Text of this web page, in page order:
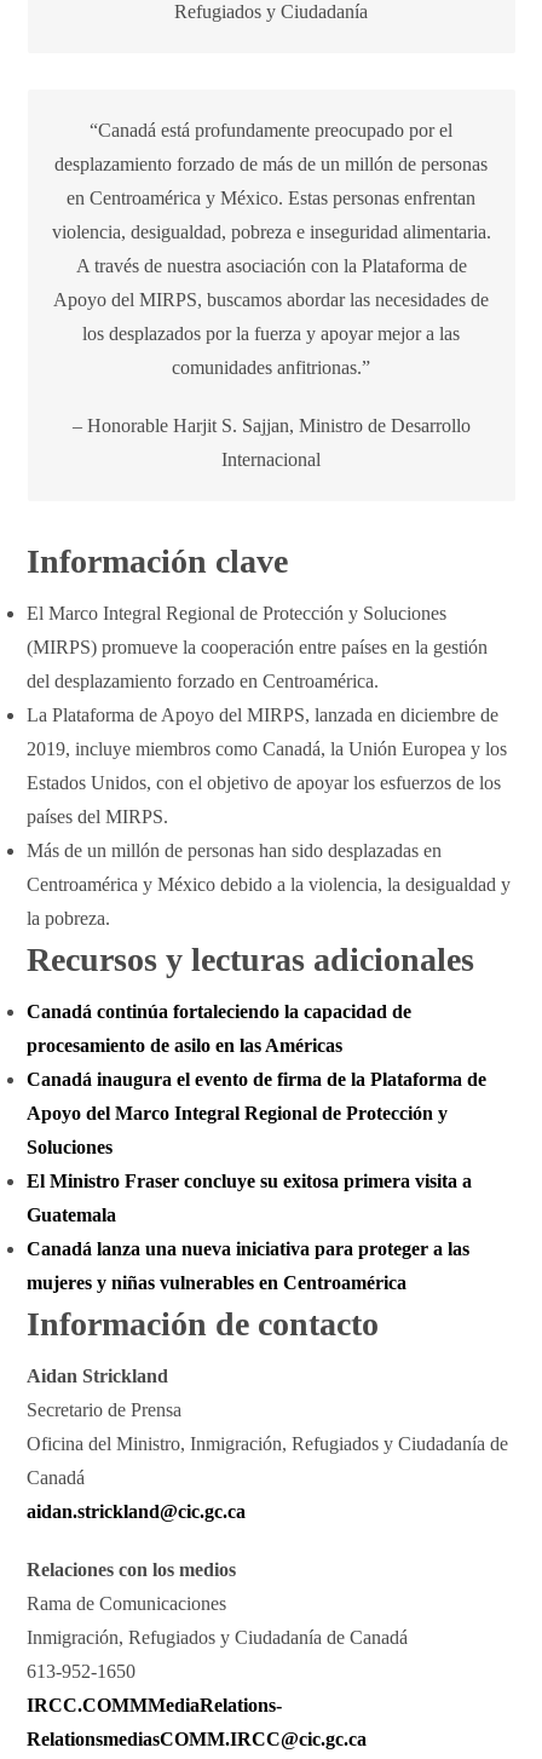
Refugiados y Ciudadanía
“Canadá está profundamente preocupado por el
desplazamiento forzado de más de un millón de personas
en Centroamérica y México. Estas personas enfrentan
violencia, desigualdad, pobreza e inseguridad alimentaria.
A través de nuestra asociación con la Plataforma de
Apoyo del MIRPS, buscamos abordar las necesidades de
los desplazados por la fuerza y apoyar mejor a las
comunidades anfitrionas.”
– Honorable Harjit S. Sajjan, Ministro de Desarrollo
Internacional
Información clave
El Marco Integral Regional de Protección y Soluciones
(MIRPS) promueve la cooperación entre países en la gestión
del desplazamiento forzado en Centroamérica.
La Plataforma de Apoyo del MIRPS, lanzada en diciembre de
2019, incluye miembros como Canadá, la Unión Europea y los
Estados Unidos, con el objetivo de apoyar los esfuerzos de los
países del MIRPS.
Más de un millón de personas han sido desplazadas en
Centroamérica y México debido a la violencia, la desigualdad y
la pobreza.
Recursos y lecturas adicionales
Canadá continúa fortaleciendo la capacidad de
procesamiento de asilo en las Américas
Canadá inaugura el evento de firma de la Plataforma de
Apoyo del Marco Integral Regional de Protección y
Soluciones
El Ministro Fraser concluye su exitosa primera visita a
Guatemala
Canadá lanza una nueva iniciativa para proteger a las
mujeres y niñas vulnerables en Centroamérica
Información de contacto
Aidan Strickland
Secretario de Prensa
Oficina del Ministro, Inmigración, Refugiados y Ciudadanía de
Canadá
aidan.strickland@cic.gc.ca
Relaciones con los medios
Rama de Comunicaciones
Inmigración, Refugiados y Ciudadanía de Canadá
613-952-1650
IRCC.COMMMediaRelations-
RelationsmediasCOMM.IRCC@cic.gc.ca